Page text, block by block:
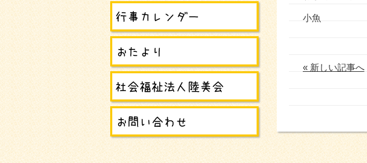
小魚
« 新しい記事へ